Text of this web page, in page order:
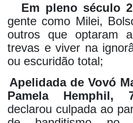
Em pleno século
gente como Milei,
outros que optaram
trevas e viver na
ou escuridão total;
Apelidada de Vovó
Pamela
declarou culpada ao